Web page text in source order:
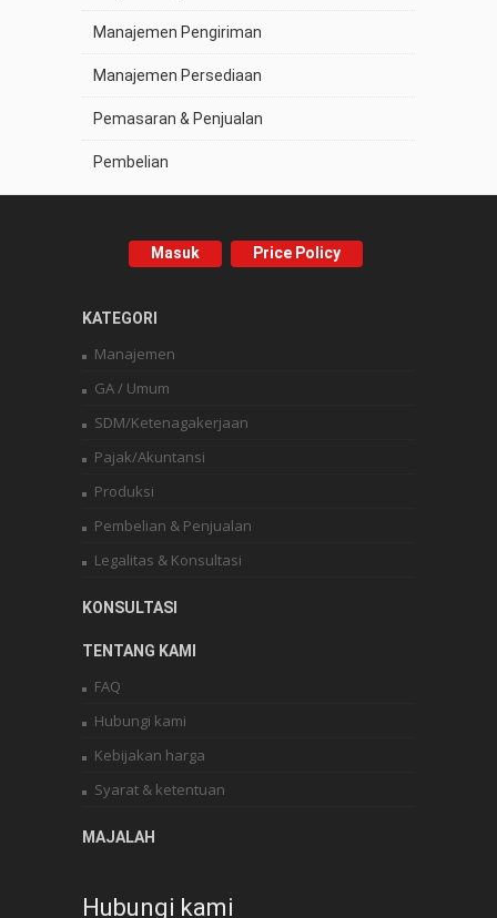
Manajemen Pengiriman
Manajemen Persediaan
Pemasaran & Penjualan
Pembelian
Masuk Price Policy
KATEGORI
Manajemen
GA / Umum
SDM/Ketenagakerjaan
Pajak/Akuntansi
Produksi
Pembelian & Penjualan
Legalitas & Konsultasi
KONSULTASI
TENTANG KAMI
FAQ
Hubungi kami
Kebijakan harga
Syarat & ketentuan
MAJALAH
Hubungi kami